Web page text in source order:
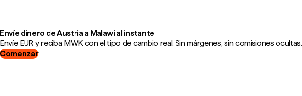
Envíe dinero de Austria a Malawi al instante
Envíe EUR y reciba MWK con el tipo de cambio real. Sin márgenes, sin comisiones ocultas.
Comenzar